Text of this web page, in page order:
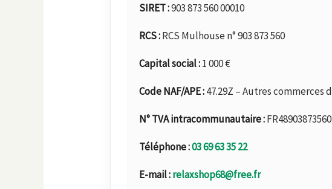
SIRET :903 873 560 00010
RCS :RCS Mulhouse n° 903 873 560
Capital social :1 000 €
Code NAF/APE :47.29Z – Autres commerces
N° TVA intracommunautaire :FR48903873560
Téléphone :03 69 63 35 22
E-mail :relaxshop68@free.fr